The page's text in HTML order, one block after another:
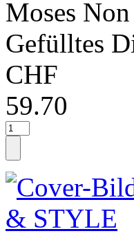
Moses
Gefülltes
CHF
59.70